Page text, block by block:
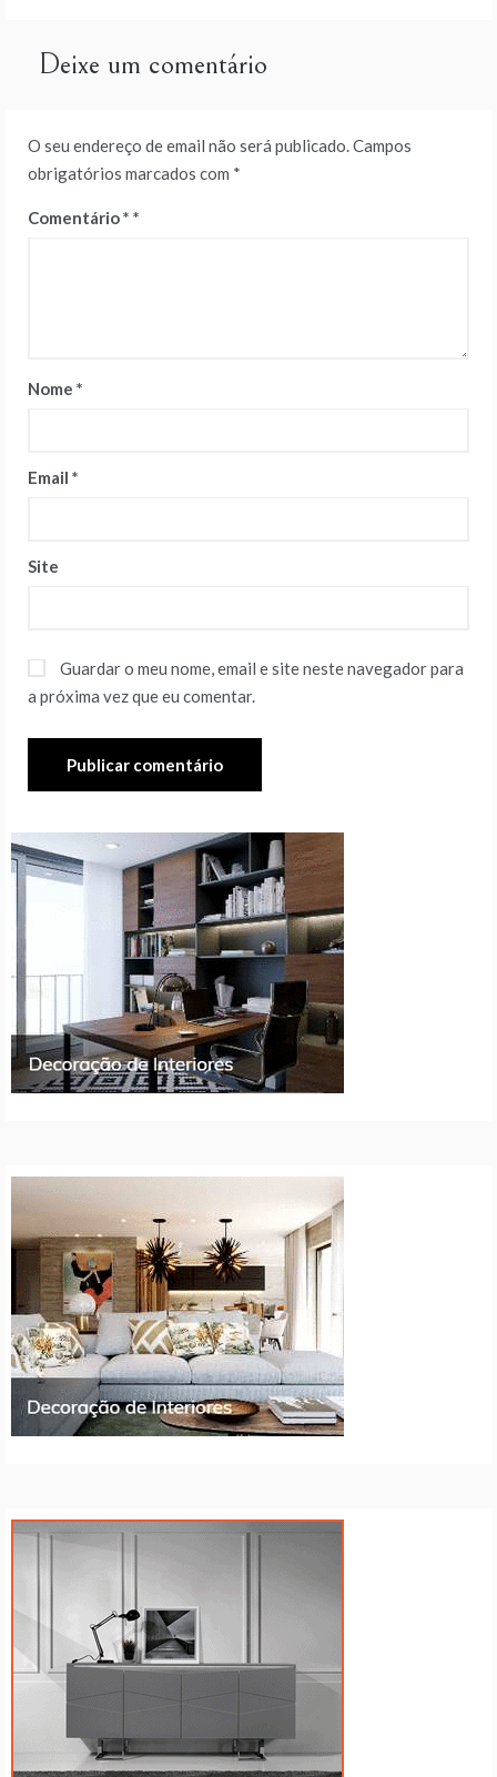
artigos
Deixe um comentário
O seu endereço de email não será publicado.Campos
obrigatórios marcados com *
Comentário*
Nome *
Email *
Site
Guardar o meu nome, email e site neste navegador para
a próxima vez que eu comentar.